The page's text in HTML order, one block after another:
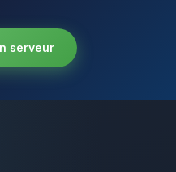
serveur